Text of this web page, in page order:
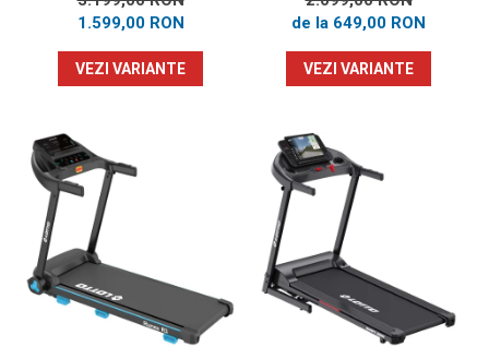
1.599,00 RON
VEZI VARIANTE
de la 649,00 RON
VEZI VARIANTE